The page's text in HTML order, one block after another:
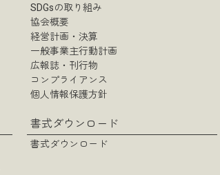
SDGsの取り組み
協会概要
経営計画・決算
一般事業主行動計画
広報誌・刊行物
コンプライアンス
個人情報保護方針
書式ダウンロード
書式ダウンロード